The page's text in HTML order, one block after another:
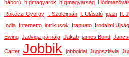
háború hígmagyarok hígmagyarság
Rákóczi György
I. Szulejmán I. Ulászló igazi II.
India Internetto intrikusok Irapuato Irodalmi Ujság
Ewing Jadviga párnája Jakab james Bond
Carter Jobbik jobboldal Jugoszlávia